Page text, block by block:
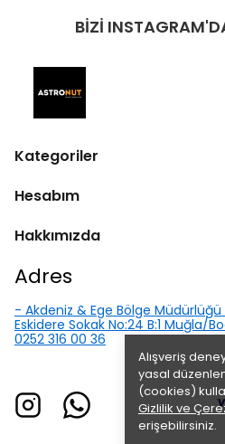
Alışveriş
yasal
(cookies)
Gizlilik ve
erişebilirsiniz.
BİZİ
Kategoriler
Hesabım
Hakkımızda
Adres
- Akdeniz & Ege Bölge
Eskidere Sokak No:24 B:1 Muğla/
0252 316 00 36